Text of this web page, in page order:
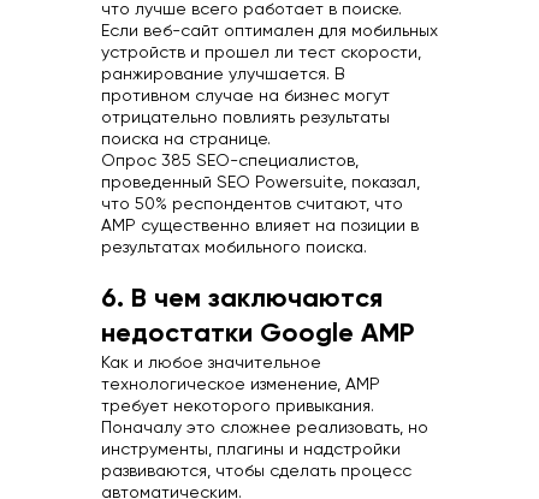
что лучше всего работает в поиске.
Если веб-сайт оптимален для мобильных
устройств и прошел ли тест скорости,
ранжирование улучшается. В
противном случае на бизнес могут
отрицательно повлиять результаты
поиска на странице.
Опрос 385 SEO-специалистов,
проведенный SEO Powersuite, показал,
что 50% респондентов считают, что
AMP существенно влияет на позиции в
результатах мобильного поиска.
6. В чем заключаются
недостатки Google AMP
Как и любое значительное
технологическое изменение, AMP
требует некоторого привыкания.
Поначалу это сложнее реализовать, но
инструменты, плагины и надстройки
развиваются, чтобы сделать процесс
автоматическим.